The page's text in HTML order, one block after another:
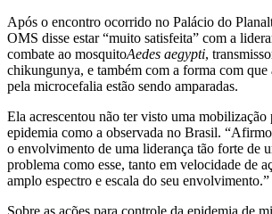
Após o encontro ocorrido no Palácio do
OMS disse estar “muito satisfeita” com a
combate ao mosquitoAedes aegypti,
chikungunya, e também com a forma com que
pela microcefalia estão sendo amparadas.
Ela acrescentou não ter visto uma mobilização
epidemia como a observada no Brasil.
o envolvimento de uma liderança tão forte de
problema como esse, tanto em velocidade de
amplo espectro e escala do seu envolvimento.”
Sobre as ações para controle da epidemia de